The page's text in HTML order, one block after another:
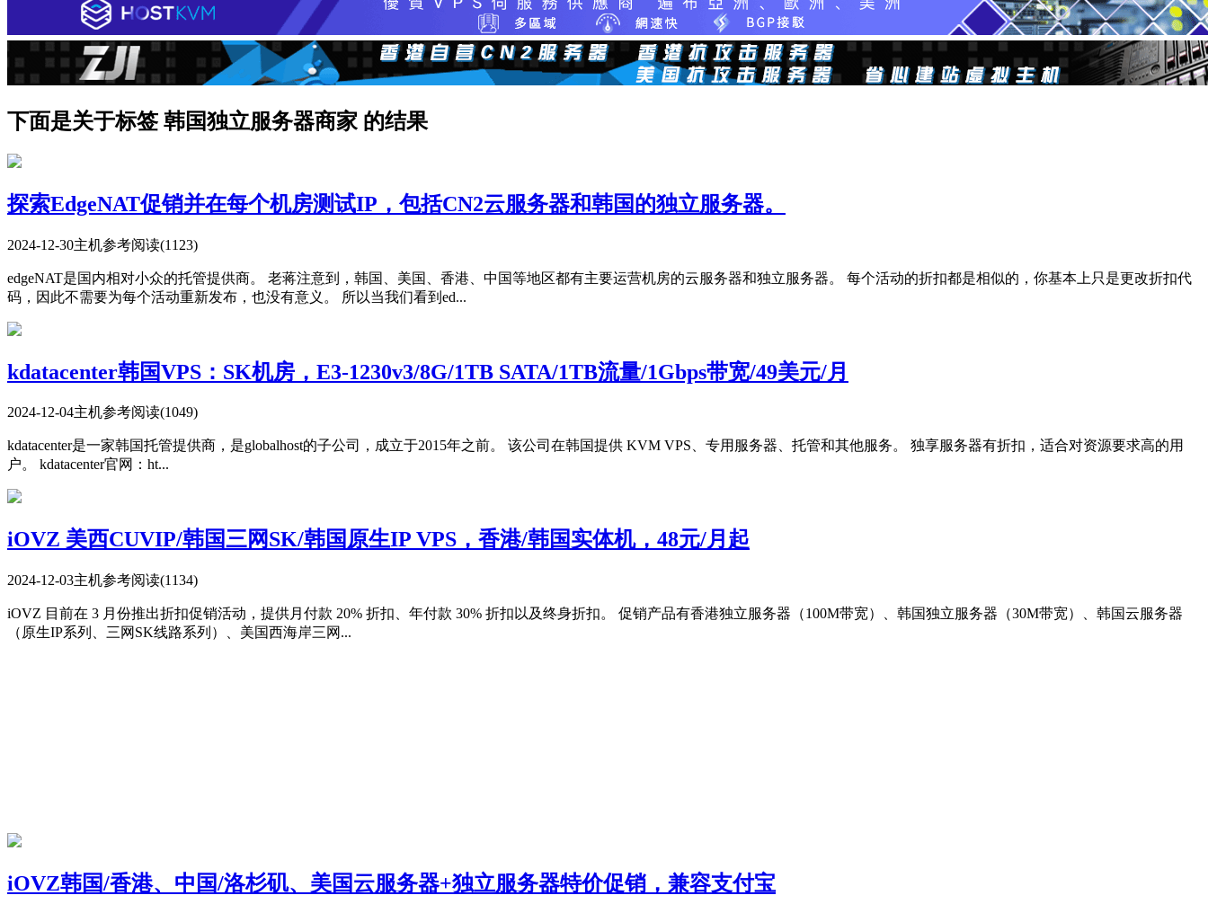
下面是关于标签 韩国独立服务器商家 的结果
探索EdgeNAT促销并在每个机房测试IP，包括CN2云服务器和韩国的独立服务器。
2024-12-30主机参考阅读(1123)
edgeNAT是国内相对小众的托管提供商。 老蒋注意到，韩国、美国、香港、中国等地区都有主要运营机房的云服务器和独立服务器。 每个活动的折扣都是相似的，你基本上只是更改折扣代
码，因此不需要为每个活动重新发布，也没有意义。 所以当我们看到ed...
kdatacenter韩国VPS：SK机房，E3-1230v3/8G/1TB SATA/1TB流量/1Gbps带宽/49美元/月
2024-12-04主机参考阅读(1049)
kdatacenter是一家韩国托管提供商，是globalhost的子公司，成立于2015年之前。 该公司在韩国提供 KVM VPS、专用服务器、托管和其他服务。 独享服务器有折扣，适合对资源要求高的用
户。 kdatacenter官网：ht...
iOVZ 美西CUVIP/韩国三网SK/韩国原生IP VPS，香港/韩国实体机，48元/月起
2024-12-03主机参考阅读(1134)
iOVZ 目前在 3 月份推出折扣促销活动，提供月付款 20% 折扣、年付款 30% 折扣以及终身折扣。 促销产品有香港独立服务器（100M带宽）、韩国独立服务器（30M带宽）、韩国云服务器
（原生IP系列、三网SK线路系列）、美国西海岸三网...
iOVZ韩国/香港、中国/洛杉矶、美国云服务器+独立服务器特价促销，兼容支付宝